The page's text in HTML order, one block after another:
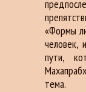
«Формы
человек,
пути,
тема.